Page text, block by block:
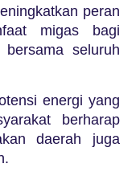
peran
migas bagi
seluruh
energi yang
berharap
daerah juga